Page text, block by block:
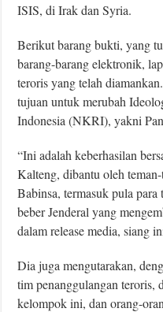
ISIS, di Irak dan Syria.
Berikut barang bukti, yang
barang-barang elektronik,
teroris yang telah
tujuan untuk merubah
Indonesia (NKRI), yakni
“Ini adalah keberhasilan
Kalteng, dibantu oleh
Babinsa, termasuk pula
beber Jenderal yang
dalam release media, siang
Dia juga mengutarakan,
tim penanggulangan teroris,
kelompok ini, dan orang-